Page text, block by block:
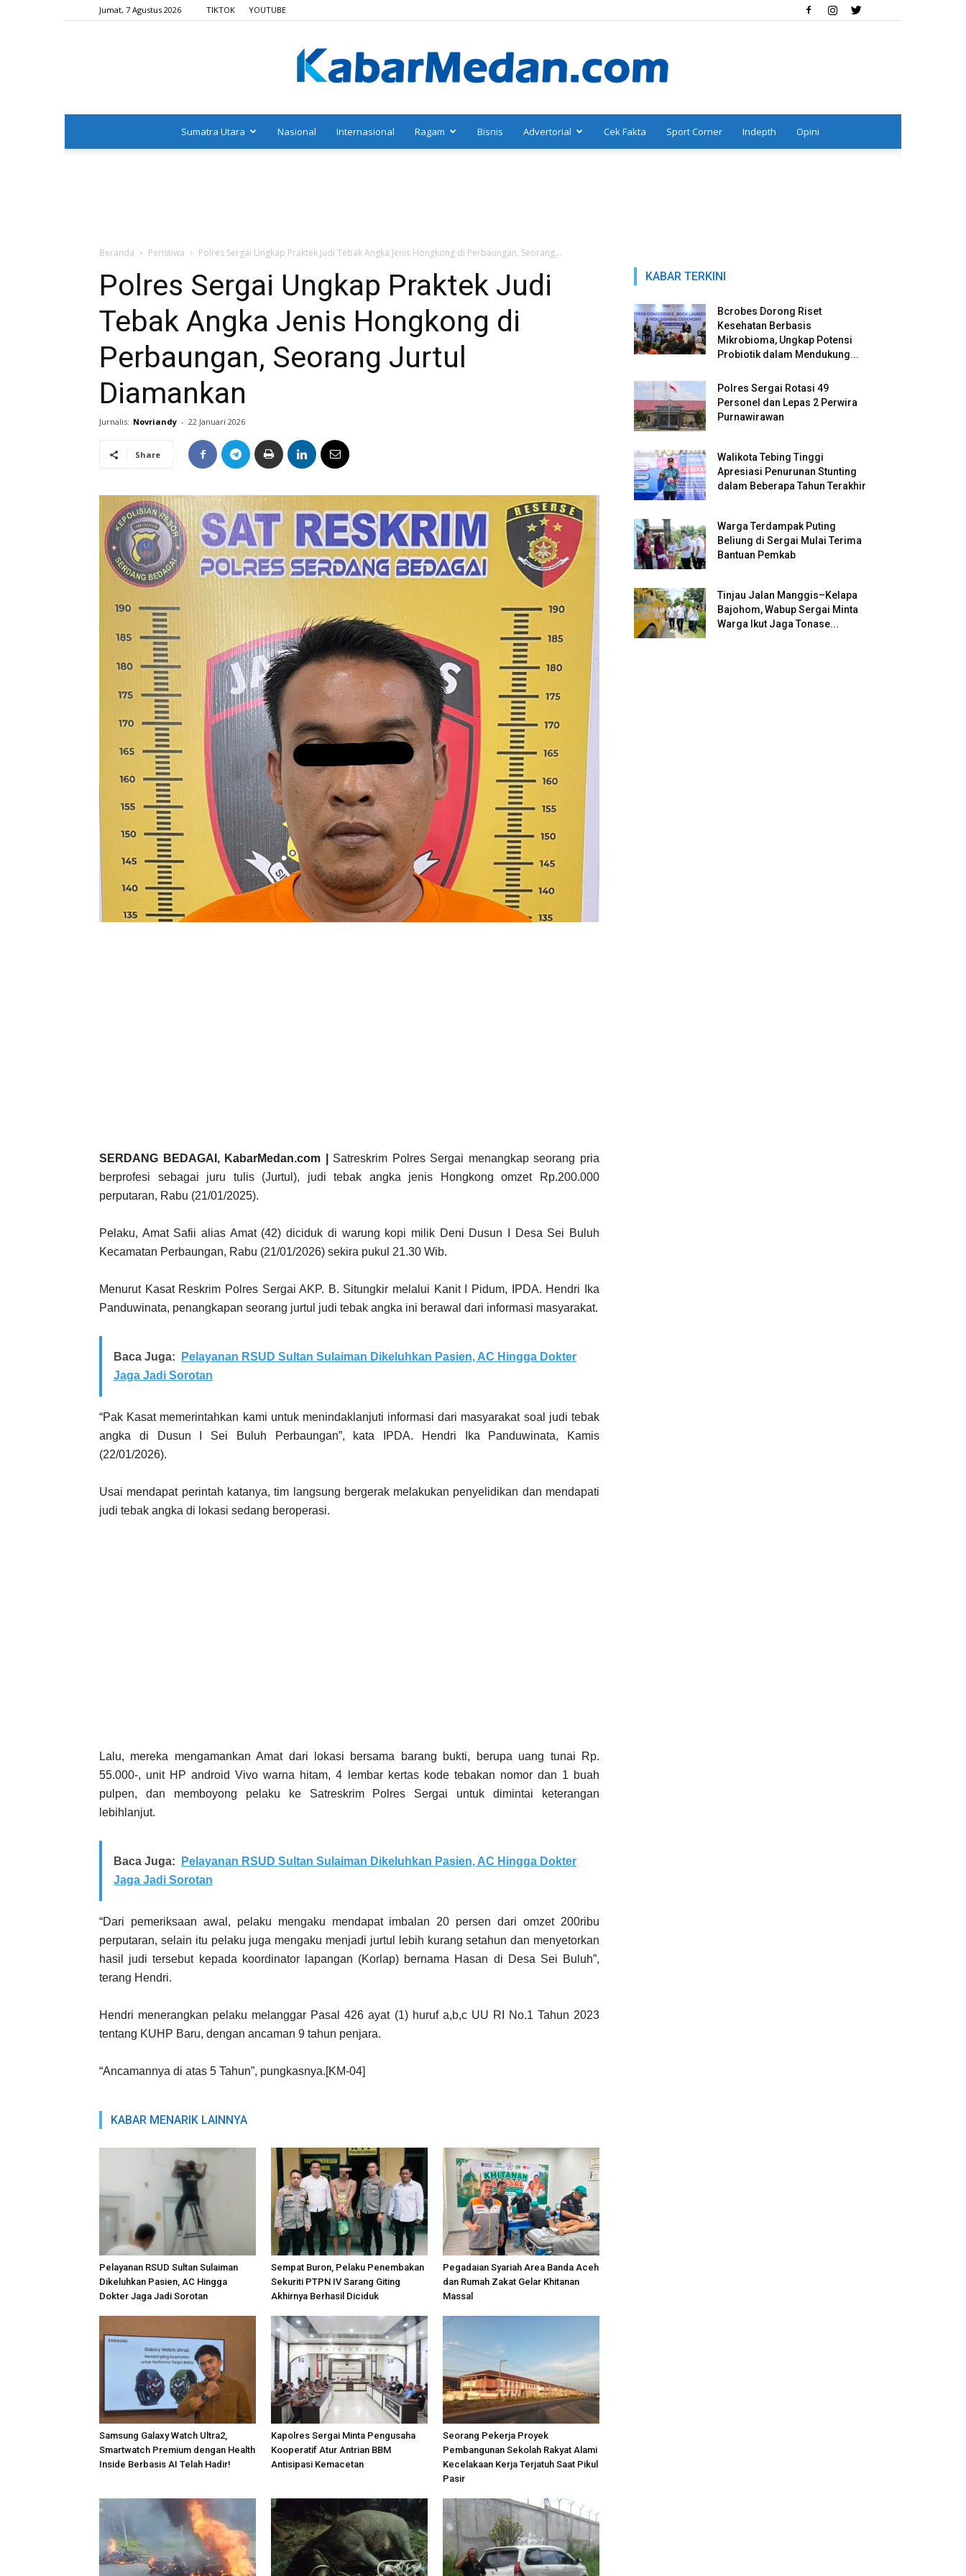
Jumat, 7 Agustus 2026 TIKTOK YOUTUBE
Sumatra Utara Nasional Internasional Ragam Bisnis Advertorial Cek Fakta Sport Corner Indepth Opini
Beranda Peristiwa Polres Sergai Ungkap Praktek Judi Tebak Angka Jenis Hongkong di Perbaungan, Seorang...
Polres Sergai Ungkap Praktek Judi
Tebak Angka Jenis Hongkong di
Perbaungan, Seorang Jurtul
Diamankan
Jurnalis: Novriandy - 22 Januari 2026
Share
SERDANG BEDAGAI, KabarMedan.com |
Satreskrim Polres Sergai menangkap seorang pria
berprofesi sebagai juru tulis (Jurtul), judi tebak angka jenis Hongkong omzet Rp.200.000
perputaran, Rabu (21/01/2025).
Pelaku, Amat Safii alias Amat (42) diciduk di warung kopi milik Deni Dusun I Desa Sei Buluh
Kecamatan Perbaungan, Rabu (21/01/2026) sekira pukul 21.30 Wib.
Menurut Kasat Reskrim Polres Sergai AKP. B. Situngkir melalui Kanit I Pidum, IPDA. Hendri Ika
Panduwinata, penangkapan seorang jurtul judi tebak angka ini berawal dari informasi masyarakat.
Baca Juga:
Pelayanan RSUD Sultan Sulaiman Dikeluhkan Pasien, AC Hingga Dokter
Jaga Jadi Sorotan
“Pak Kasat memerintahkan kami untuk menindaklanjuti informasi dari masyarakat soal judi tebak
angka di Dusun I Sei Buluh Perbaungan”, kata IPDA. Hendri Ika Panduwinata, Kamis
(22/01/2026).
Usai mendapat perintah katanya, tim langsung bergerak melakukan penyelidikan dan mendapati
judi tebak angka di lokasi sedang beroperasi.
Lalu, mereka mengamankan Amat dari lokasi bersama barang bukti, berupa uang tunai Rp.
55.000-, unit HP android Vivo warna hitam, 4 lembar kertas kode tebakan nomor dan 1 buah
pulpen, dan memboyong pelaku ke Satreskrim Polres Sergai untuk dimintai keterangan
lebihlanjut.
Baca Juga:
Pelayanan RSUD Sultan Sulaiman Dikeluhkan Pasien, AC Hingga Dokter
Jaga Jadi Sorotan
“Dari pemeriksaan awal, pelaku mengaku mendapat imbalan 20 persen dari omzet 200ribu
perputaran, selain itu pelaku juga mengaku menjadi jurtul lebih kurang setahun dan menyetorkan
hasil judi tersebut kepada koordinator lapangan (Korlap) bernama Hasan di Desa Sei Buluh”,
terang Hendri.
Hendri menerangkan pelaku melanggar Pasal 426 ayat (1) huruf a,b,c UU RI No.1 Tahun 2023
tentang KUHP Baru, dengan ancaman 9 tahun penjara.
“Ancamannya di atas 5 Tahun”, pungkasnya.[KM-04]
KABAR MENARIK LAINNYA
Pelayanan RSUD Sultan Sulaiman
Dikeluhkan Pasien, AC Hingga
Dokter Jaga Jadi Sorotan
Sempat Buron, Pelaku Penembakan
Sekuriti PTPN IV Sarang Giting
Akhirnya Berhasil Diciduk
Pegadaian Syariah Area Banda Aceh
dan Rumah Zakat Gelar Khitanan
Massal
Samsung Galaxy Watch Ultra2,
Smartwatch Premium dengan Health
Inside Berbasis AI Telah Hadir!
Kapolres Sergai Minta Pengusaha
Kooperatif Atur Antrian BBM
Antisipasi Kemacetan
Seorang Pekerja Proyek
Pembangunan Sekolah Rakyat Alami
Kecelakaan Kerja Terjatuh Saat Pikul
Pasir
KABAR TERKINI
Bcrobes Dorong Riset
Kesehatan Berbasis
Mikrobioma, Ungkap Potensi
Probiotik dalam Mendukung...
Polres Sergai Rotasi 49
Personel dan Lepas 2 Perwira
Purnawirawan
Walikota Tebing Tinggi
Apresiasi Penurunan Stunting
dalam Beberapa Tahun Terakhir
Warga Terdampak Puting
Beliung di Sergai Mulai Terima
Bantuan Pemkab
Tinjau Jalan Manggis–Kelapa
Bajohom, Wabup Sergai Minta
Warga Ikut Jaga Tonase...